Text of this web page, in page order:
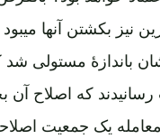
بکشتن آنها میبود و
باندازۀ مستولی شد
که اصلاح آن
یک جمعیت